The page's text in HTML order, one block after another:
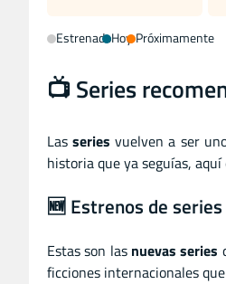
EstrenadoHoy Próximamente
📺 Series
Lasseries vuelven a ser
historia que ya seguías,
🆕 Estrenos de series
Estas son las nuevas series
ficciones internacionales